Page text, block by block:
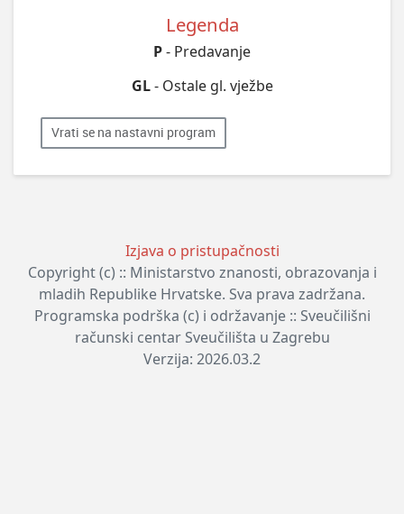
Legenda
P- Predavanje
GL- Ostale gl. vježbe
Vrati se na nastavni program
Izjava o pristupačnosti
Copyright (c) :: Ministarstvo znanosti, obrazovanja i
mladih Republike Hrvatske. Sva prava zadržana.
Programska podrška (c) i održavanje :: Sveučilišni
računski centar Sveučilišta u Zagrebu
Verzija: 2026.03.2